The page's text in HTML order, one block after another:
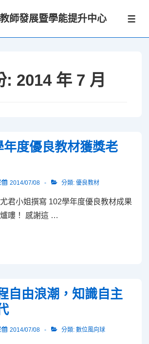
師發展暨學能提升中心
選
: 2014 年 7 月
年度優良教材獲獎老
2014/07/08 分類: 優良教材
君小姐撰寫 102學年度優良教材成果
嘍！ 感謝這 …
自由浪潮，知識自主
2014/07/08 分類: 數位風向球